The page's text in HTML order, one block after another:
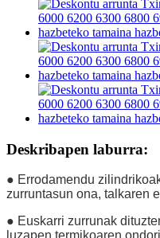
Deskribapen laburra:
● Errodamendu
zurruntasun ona, talkaren
● Euskarri zurrunak